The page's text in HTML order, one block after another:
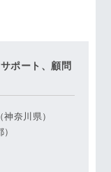
ポート、顧問
奈川県）